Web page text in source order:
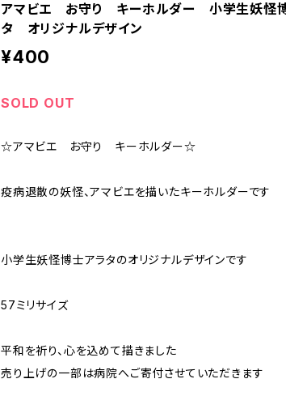
アマビエ お守り キーホルダー 小学生妖怪
タ オリジナルデザイン
¥400
SOLD OUT
☆アマビエ お守り キーホルダー☆
疫病退散の妖怪、アマビエを描いたキーホルダーです
小学生妖怪博士アラタのオリジナルデザインです
57ミリサイズ
平和を祈り、心を込めて描きました
売り上げの一部は病院へご寄付させていただきます